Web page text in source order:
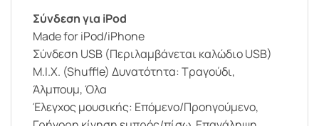
Σύνδεση για iPod
Made for iPod/iPhone
Σύνδεση USB (Περιλαμβάνεται καλώδιο USB)
M.I.X. (Shuffle) Δυνατότητα: Τραγούδι,
Άλμπουμ, Όλα
Έλεγχος μουσικής: Επόμενο/Προηγούμενο,